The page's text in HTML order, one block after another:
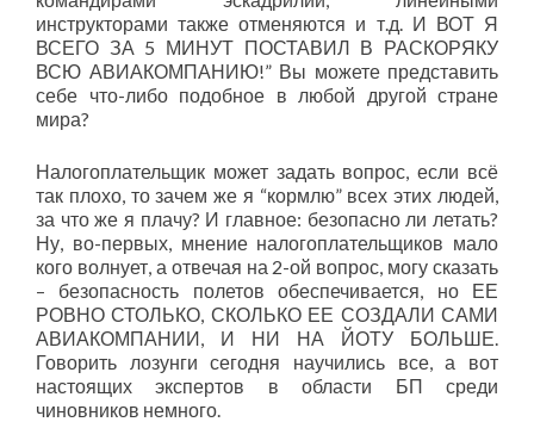
инструкторами также отменяются и т.д. И ВОТ Я
ВСЕГО ЗА 5 МИНУТ ПОСТАВИЛ В РАСКОРЯКУ
ВСЮ АВИАКОМПАНИЮ!” Вы можете представить
себе что-либо подобное в любой другой стране
мира?
Налогоплательщик может задать вопрос, если всё
так плохо, то зачем же я “кормлю” всех этих людей,
за что же я плачу? И главное: безопасно ли летать?
Ну, во-первых, мнение налогоплательщиков мало
кого волнует, а отвечая на 2-ой вопрос, могу сказать
– безопасность полетов обеспечивается, но ЕЕ
РОВНО СТОЛЬКО, СКОЛЬКО ЕЕ СОЗДАЛИ САМИ
АВИАКОМПАНИИ, И НИ НА ЙОТУ БОЛЬШЕ.
Говорить лозунги сегодня научились все, а вот
настоящих экспертов в области БП среди
чиновников немного.